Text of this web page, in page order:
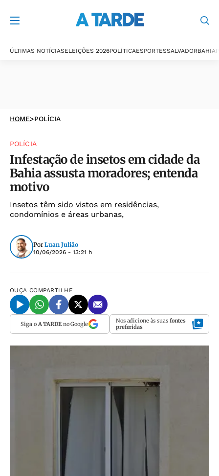
ÚLTIMAS NOTÍCIASELEIÇÕES 2026POLÍTICAESPORTESSALVADORBAHIA
HOME>POLÍCIA
POLÍCIA
Infestação de insetos em cidade da
Bahia assusta moradores; entenda
motivo
Insetos têm sido vistos em residências,
condomínios e áreas urbanas,
Por Luan Julião
10/06/2026 - 13:21 h
OUÇA COMPARTILHE
Siga o A TARDEno Google Nos adicione às suas fontes
preferidas